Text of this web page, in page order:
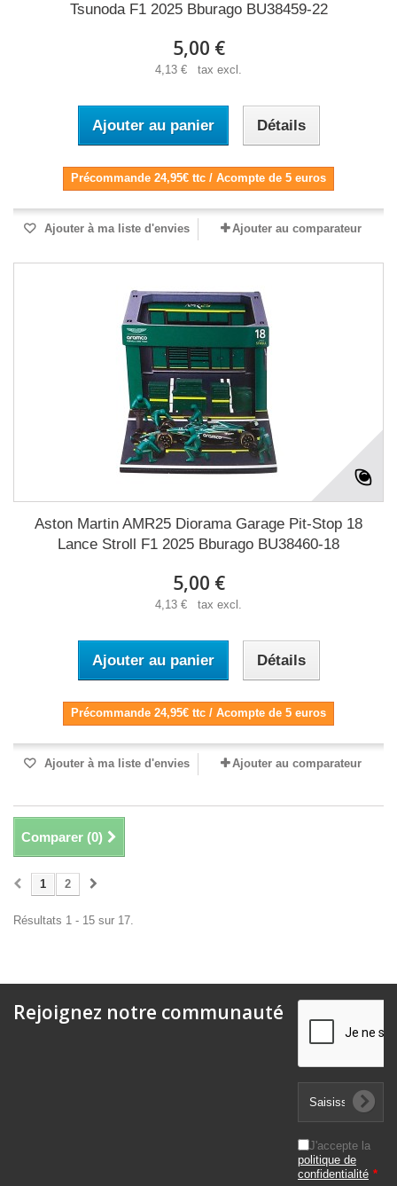
Tsunoda F1 2025 Bburago BU38459-22
5,00 €
4,13 € tax excl.
Ajouter au panier Détails
Précommande 24,95€ ttc / Acompte de 5 euros
Ajouter à ma liste d'envies Ajouter au comparateur
Aston Martin AMR25 Diorama Garage Pit-Stop 18
Lance Stroll F1 2025 Bburago BU38460-18
5,00 €
4,13 € tax excl.
Ajouter au panier Détails
Précommande 24,95€ ttc / Acompte de 5 euros
Ajouter à ma liste d'envies Ajouter au comparateur
Comparer (0)
1 2
Résultats 1 - 15 sur 17.
Rejoignez notre communauté
J'accepte la
politique de
confidentialité *